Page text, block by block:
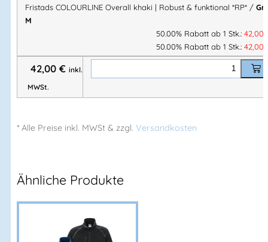
✔ Durchgehender 2-Wege-Reißverschluss bis zum
✔ Viele funktionelle Taschen für Werkzeug &
Smartphone
✔ Besonders weite Gesäßtaschen
Ausstattung & Taschen
2 Brusttaschen mit Patte
eine mit
Öffnung und Schlaufe für Kopfhörer
Fristads COLOURLINE Overall khaki | Robust & funktional *RP* / Gr.
M
50.00% Rabatt ab 1 Stk.: 42,00
50.00% Rabatt ab 1 Stk.: 42,00
42,00 € inkl.
MWSt.
* Alle Preise inkl. MWSt & zzgl. Versandkosten
Ähnliche Produkte